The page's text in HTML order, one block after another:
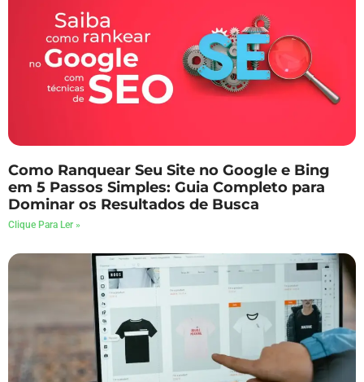
Como Ranquear Seu Site no Google e Bing
em 5 Passos Simples: Guia Completo para
Dominar os Resultados de Busca
Clique Para Ler »